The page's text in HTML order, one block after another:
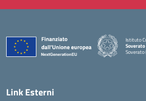
Istituto
Soverato
Link Esterni